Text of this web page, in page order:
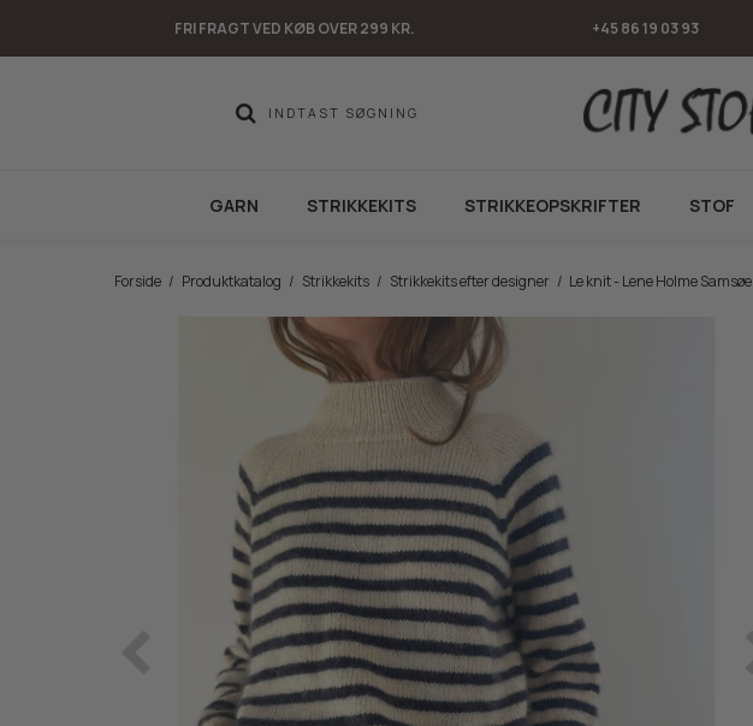
FRI FRAGT VED KØB OVER 299 KR. +45 86 19 03 93
GARN STRIKKEKITS STRIKKEOPSKRIFTER STOF
Forside / Produktkatalog / Strikkekits / Strikkekits efter designer / Le knit - Lene Holme Samsøe